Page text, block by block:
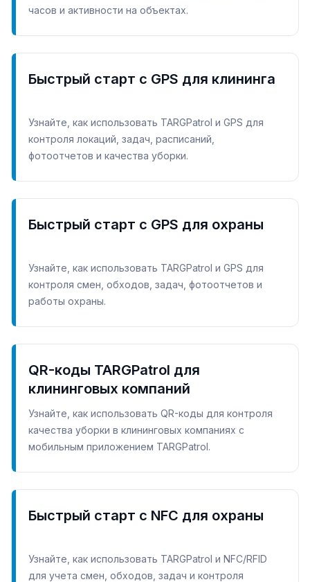
часов и активности на объектах.
Быстрый старт с GPS для клининга
Узнайте, как использовать TARGPatrol и GPS для
контроля локаций, задач, расписаний,
фотоотчетов и качества уборки.
Быстрый старт с GPS для охраны
Узнайте, как использовать TARGPatrol и GPS для
контроля смен, обходов, задач, фотоотчетов и
работы охраны.
QR-коды TARGPatrol для
клининговых компаний
Узнайте, как использовать QR-коды для контроля
качества уборки в клининговых компаниях с
мобильным приложением TARGPatrol.
Быстрый старт с NFC для охраны
Узнайте, как использовать TARGPatrol и NFC/RFID
для учета смен, обходов, задач и контроля